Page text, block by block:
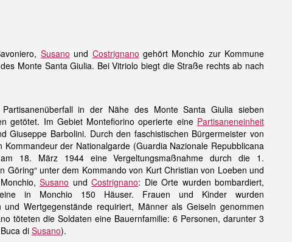
Susano und Costrignano gehört Monchio zur Kommune
Monte Santa Giulia. Bei Vitriolo biegt die Straße rechts ab nach
in der Nähe des Monte Santa Giulia sieben
getötet. Im Gebiet Montefiorino operierte eine Partisaneneinheit
Giuseppe Barbolini. Durch den faschistischen Bürgermeister von
der Nationalgarde (Guardia Nazionale Repubblicana
18. März 1944 eine Vergeltungsmaßnahme durch die 1.
Göring“ unter dem Kommando von Kurt Christian von Loeben und
Susano undCostrignano: Die Orte wurden bombardiert,
in Monchio 150 Häuser. Frauen und Kinder wurden
und Wertgegenstände requiriert, Männer als Geiseln genommen
töteten die Soldaten eine Bauernfamilie: 6 Personen, darunter 3
diSusano).